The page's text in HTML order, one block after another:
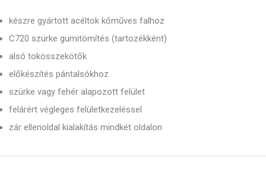
készre gyártott acéltok kőműves falhoz
C720 szürke gumitömítés (tartozékként)
alsó tokösszekötők
előkészítés pántalsókhoz
szürke vagy fehér alapozott felület
felárért végleges felületkezeléssel
zár ellenoldal kialakítás mindkét oldalon